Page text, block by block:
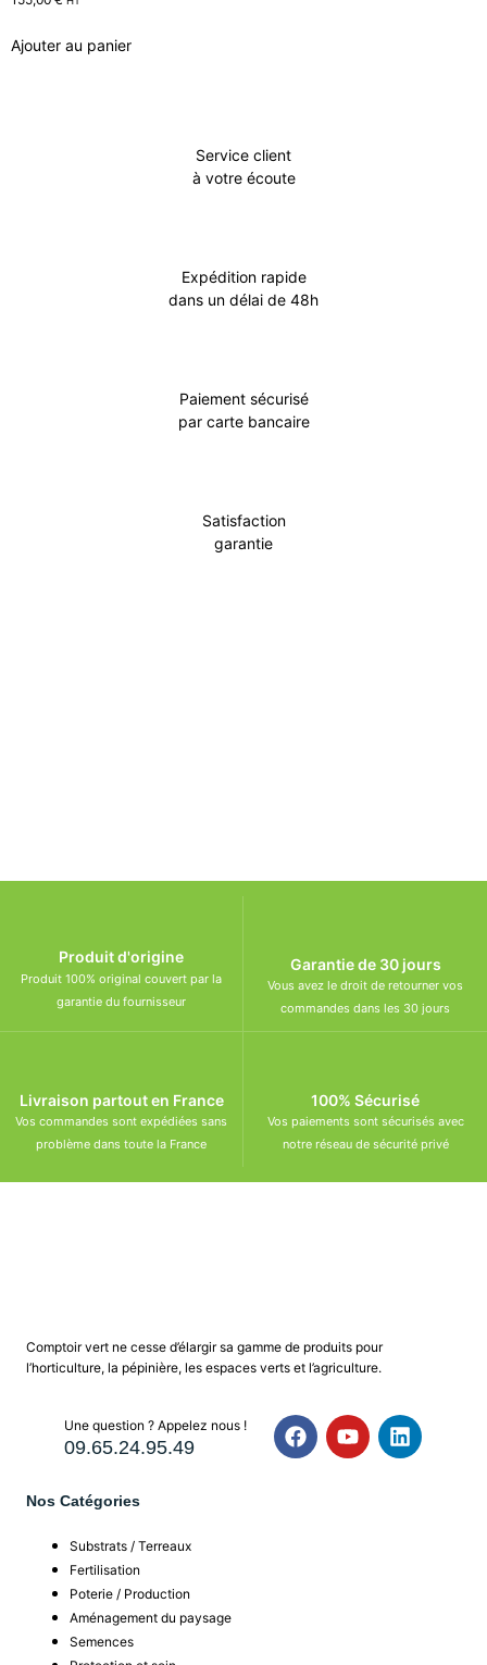
Service client
à votre écoute
Expédition rapide
dans un délai de 48h
Paiement sécurisé
par carte bancaire
Satisfaction
garantie
Ajouter au panier
Produit d'origine
Produit 100% original couvert par la
garantie du fournisseur
Garantie de 30 jours
Vous avez le droit de retourner vos
commandes dans les 30 jours
Livraison partout en France
Vos commandes sont expédiées sans
problème dans toute la France
100% Sécurisé
Vos paiements sont sécurisés avec
notre réseau de sécurité privé
Comptoir vert ne cesse d’élargir sa gamme de produits pour
l’horticulture, la pépinière, les espaces verts et l’agriculture.
Une question ? Appelez nous !
09.65.24.95.49
Nos Catégories
Substrats / Terreaux
Fertilisation
Poterie / Production
Aménagement du paysage
Semences